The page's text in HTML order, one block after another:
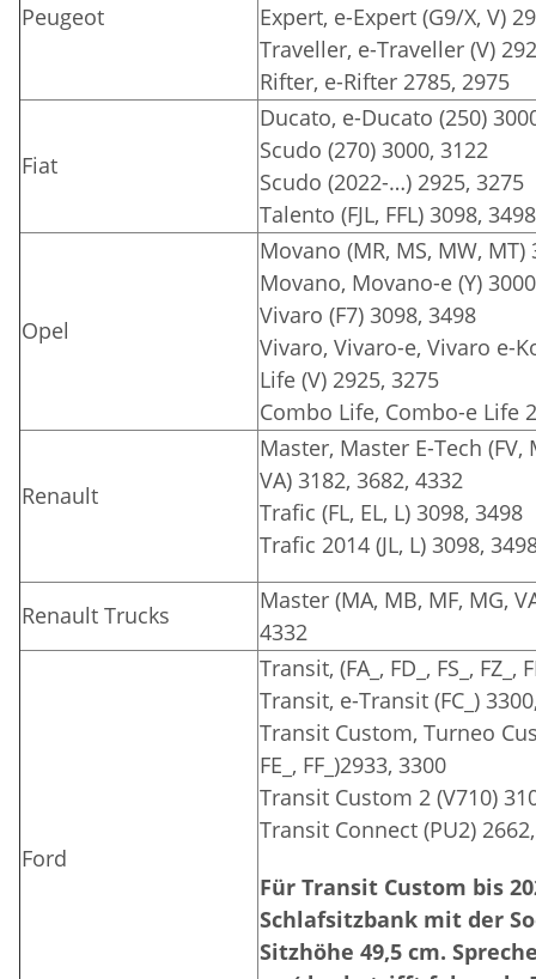
Peugeot
Expert, e-Expert (G9/X, V)
Traveller, e-Traveller (V)
Rifter, e-Rifter 2785, 2975
Fiat
Ducato, e-Ducato (250)
Scudo (270) 3000, 3122
Scudo (2022-…) 2925, 3275
Talento (FJL, FFL) 3098, 3498
Opel
Movano (MR, MS, MW, MT)
Movano, Movano-e (Y)
Vivaro (F7) 3098, 3498
Vivaro, Vivaro-e, Vivaro e-
Life (V) 2925, 3275
Combo Life, Combo-e Life
Renault
Master, Master E-Tech (FV,
VA) 3182, 3682, 4332
Trafic (FL, EL, L) 3098, 3498
Trafic 2014 (JL, L) 3098,
Renault Trucks
Master (MA, MB, MF, MG,
4332
Ford
Transit, (FA_, FD_, FS_, FZ_,
Transit, e-Transit (FC_)
Transit Custom, Turneo
FE_, FF_)2933, 3300
Transit Custom 2 (V710)
Transit Connect (PU2)
Für Transit Custom bis
Schlafsitzbank mit der
Sitzhöhe 49,5 cm.